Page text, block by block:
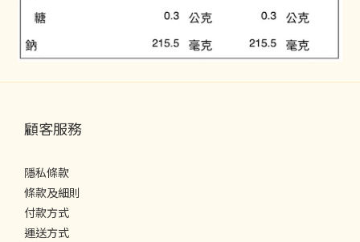
顧客服務
隱私條款
條款及細則
付款方式
運送方式